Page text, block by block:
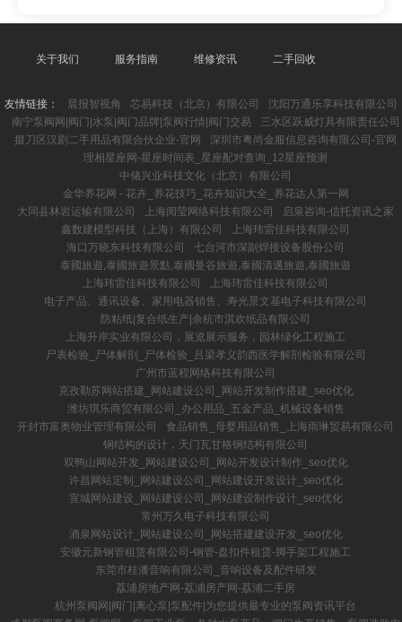
的利器。 i车商智能营销平台集客户科罚、精确
工智能本领，匡助经销商更高效地触达潜在客
止，挖掘购车意向，终了个性化保举，让销售
过程愈加精确高效。 同期，该平台还复旧多渠
谈营销，涵盖外交媒体、短视频、直播等多种
面孔，匡助品牌扩大曝光，增强用户粘性。通
过实时数
关于我们 服务指南 维修资讯 二手回收
友情链接： 晨报智视角 芯易科技（北京）有限公司
沈阳万通乐享科技有限公司
南宁泵阀网|阀门|水泵|阀门品牌|泵阀行情|阀门交易
三水区跃威灯具有限责任公司
掇刀区汉剧二手用品有限合伙企业-官网
深圳市粤尚金服信息咨询有限公司-官网
理相星座网-星座时间表_星座配对查询_12星座预测
中储兴业科技文化（北京）有限公司
金华养花网 - 花卉_养花技巧_花卉知识大全_养花达人第一网
大同县林岩运输有限公司
上海阅莹网络科技有限公司
启泉咨询-信托资讯之家
鑫数建模型科技（上海）有限公司
上海玮雷佳科技有限公司
海口万晓东科技有限公司
七台河市深副焊接设备股份公司
泰國旅遊,泰國旅遊景點,泰國曼谷旅遊,泰國清邁旅遊,泰國旅遊
上海玮雷佳科技有限公司
上海玮雷佳科技有限公司
电子产品、通讯设备、家用电器销售、寿光景文基电子科技有限公司
防粘纸|复合纸生产|余杭市淇欢纸品有限公司
上海升岸实业有限公司，展览展示服务，园林绿化工程施工
尸表检验_尸体解剖_尸体检验_吕梁孝义韵西医学解剖检验有限公司
广州市蓝程网络科技有限公司
克孜勒苏网站搭建_网站建设公司_网站开发制作搭建_seo优化
潍坊琪乐商贸有限公司_办公用品_五金产品_机械设备销售
开封市富奥物业管理有限公司
食品销售_母婴用品销售_上海雨琳贸易有限公司
钢结构的设计，天门瓦甘格钢结构有限公司
双鸭山网站开发_网站建设公司_网站开发设计制作_seo优化
许昌网站定制_网站建设公司_网站建设开发设计_seo优化
宣城网站建设_网站建设公司_网站建设制作设计_seo优化
常州万久电子科技有限公司
酒泉网站设计_网站建设公司_网站搭建建设开发_seo优化
安徽元新钢管租赁有限公司-钢管-盘扣件租赁-脚手架工程施工
东莞市桂潘音响有限公司_音响设备及配件研发
荔浦房地产网-荔浦房产网-荔浦二手房
杭州泵阀网|阀门|离心泵|泵配件|为您提供最专业的泵阀资讯平台